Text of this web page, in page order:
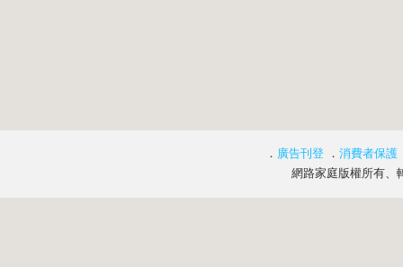
． 廣告刊登 ． 消費者保護
網路家庭版權所有、